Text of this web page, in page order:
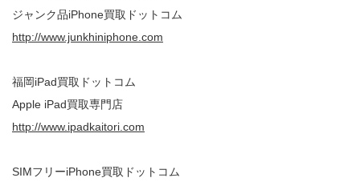
ジャンク品iPhone買取ドットコム
http://www.junkhiniphone.com
福岡iPad買取ドットコム
Apple iPad買取専門店
http://www.ipadkaitori.com
SIMフリーiPhone買取ドットコム